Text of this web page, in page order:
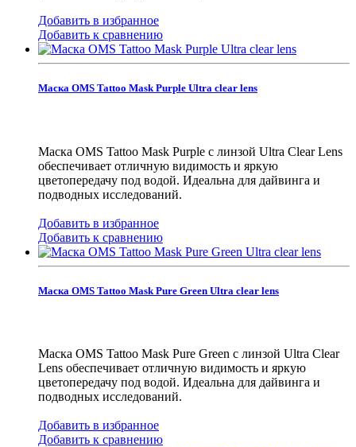
Добавить в избранное
Добавить к сравнению
Маска OMS Tattoo Mask Purple Ultra clear lens
Маска OMS Tattoo Mask Purple с линзой Ultra Clear Lens
обеспечивает отличную видимость и яркую
цветопередачу под водой. Идеальна для дайвинга и
подводных исследований.
Добавить в избранное
Добавить к сравнению
Маска OMS Tattoo Mask Pure Green Ultra clear lens
Маска OMS Tattoo Mask Pure Green с линзой Ultra Clear
Lens обеспечивает отличную видимость и яркую
цветопередачу под водой. Идеальна для дайвинга и
подводных исследований.
Добавить в избранное
Добавить к сравнению